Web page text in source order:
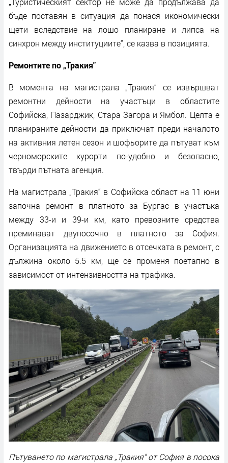
бъде поставян в ситуация да понася икономически
щети вследствие на лошо планиране и липса на
синхрон между институциите“, се казва в позицията.
Ремонтите по „Тракия"
В момента на магистрала „Тракия“ се извършват
ремонтни дейности на участъци в областите
Софийска, Пазарджик, Стара Загора и Ямбол. Целта е
планираните дейности да приключат преди началото
на активния летен сезон и шофьорите да пътуват към
черноморските курорти по-удобно и безопасно,
твърди пътната агенция.
На магистрала „Тракия“ в Софийска област на 11 юни
започна ремонт в платното за Бургас в участъка
между 33-и и 39-и км, като превозните средства
преминават двупосочно в платното за София.
Организацията на движението в отсечката в ремонт, с
дължина около 5.5 км, ще се променя поетапно в
зависимост от интензивността на трафика.
Пътуването по магистрала „Тракия“ от София в посока